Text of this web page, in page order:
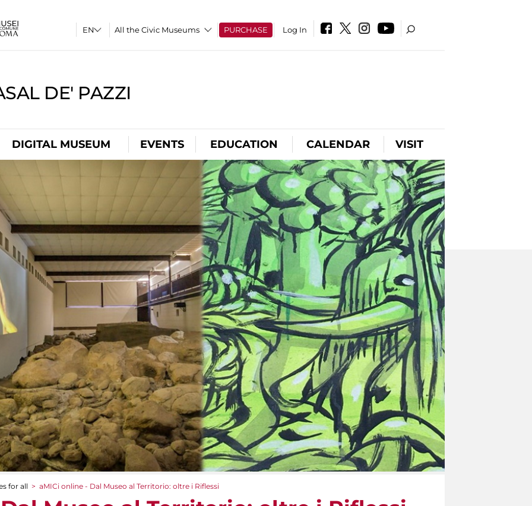
All the Civic Museums PURCHASE Log In
DE' PAZZI
DIGITAL MUSEUM EVENTS EDUCATION CALENDAR VISIT
for all > aMICi online - Dal Museo al Territorio: oltre i Riflessi